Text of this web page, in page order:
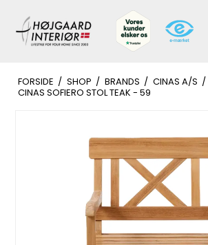
FORSIDE / SHOP / BRANDS / CINAS A/S /
CINAS SOFIERO STOL TEAK - 59